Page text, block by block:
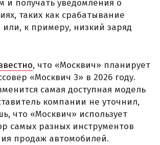
и получать уведомления о
таких как срабатывание
или, к примеру, низкий заряд
, что «Москвич» планирует
«Москвич 3» в 2026 году.
самая доступная модель
компании не уточнил,
что «Москвич» использует
самых разных инструментов
продаж автомобилей.